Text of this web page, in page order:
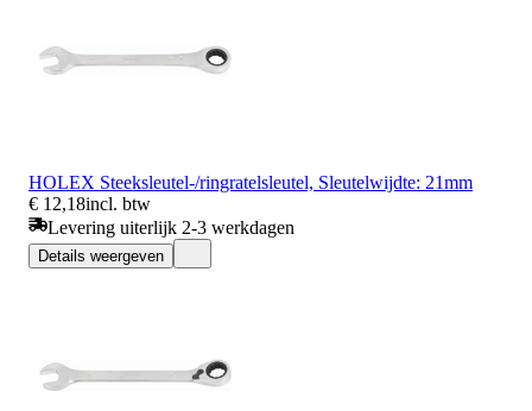
HOLEX Steeksleutel-/ringratelsleutel, Sleutelwijdte: 21mm
€ 12,18incl. btw
Levering uiterlijk 2-3 werkdagen
Details weergeven